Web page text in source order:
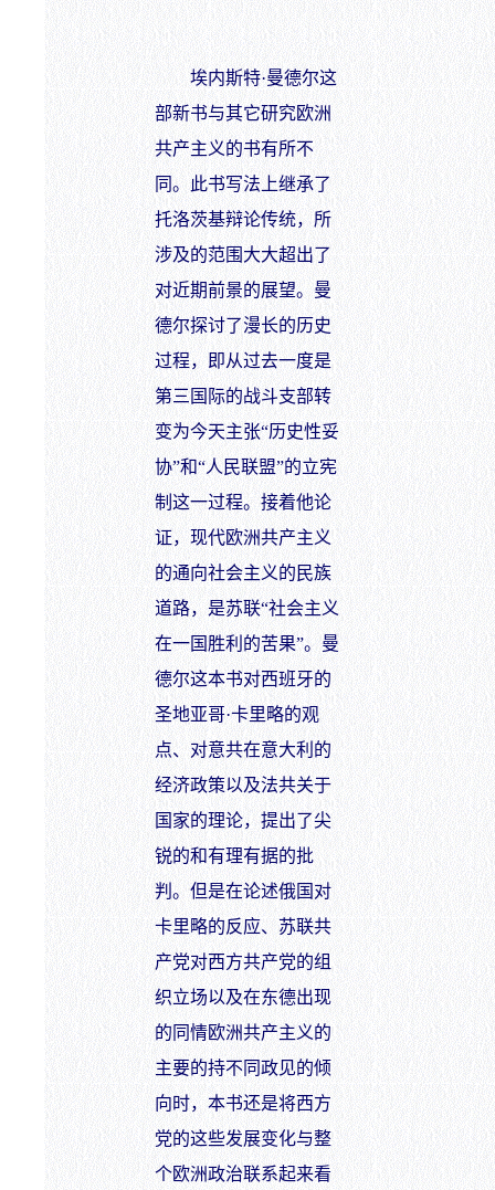
埃内斯特·曼德尔这
部新书与其它研究欧洲
共产主义的书有所不
同。此书写法上继承了
托洛茨基辩论传统，所
涉及的范围大大超出了
对近期前景的展望。曼
德尔探讨了漫长的历史
过程，即从过去一度是
第三国际的战斗支部转
变为今天主张“历史性妥
协”和“人民联盟”的立宪
制这一过程。接着他论
证，现代欧洲共产主义
的通向社会主义的民族
道路，是苏联“社会主义
在一国胜利的苦果”。曼
德尔这本书对西班牙的
圣地亚哥·卡里略的观
点、对意共在意大利的
经济政策以及法共关于
国家的理论，提出了尖
锐的和有理有据的批
判。但是在论述俄国对
卡里略的反应、苏联共
产党对西方共产党的组
织立场以及在东德出现
的同情欧洲共产主义的
主要的持不同政见的倾
向时，本书还是将西方
党的这些发展变化与整
个欧洲政治联系起来看